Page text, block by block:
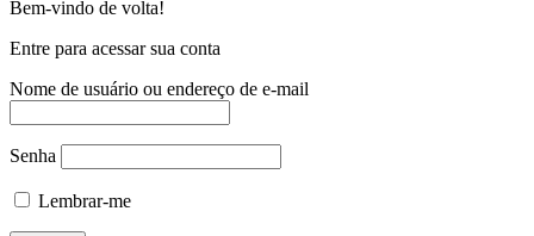
Bem-vindo de volta!
Entre para acessar sua conta
Nome de usuário ou endereço de e-mail
Senha
Lembrar-me